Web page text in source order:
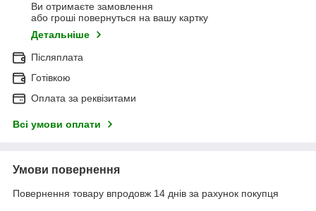
Ви отримаєте замовлення
або гроші повернуться на вашу картку
Детальніше
Післяплата
Готівкою
Оплата за реквізитами
Всі умови оплати
Умови повернення
Повернення товару впродовж 14 днів за рахунок покупця